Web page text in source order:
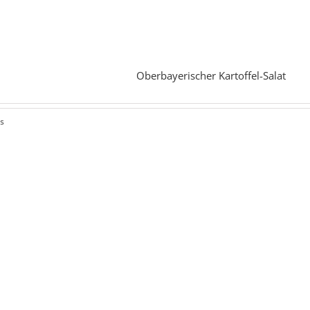
Oberbayerischer Kartoffel-Salat